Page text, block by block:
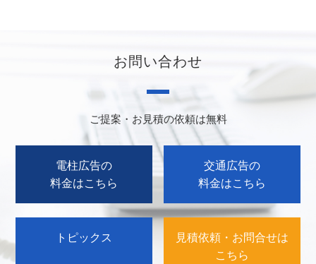
お問い合わせ
ご提案・お見積の依頼は無料
電柱広告の
料金はこちら
交通広告の
料金はこちら
トピックス
見積依頼・お問合せは
こちら